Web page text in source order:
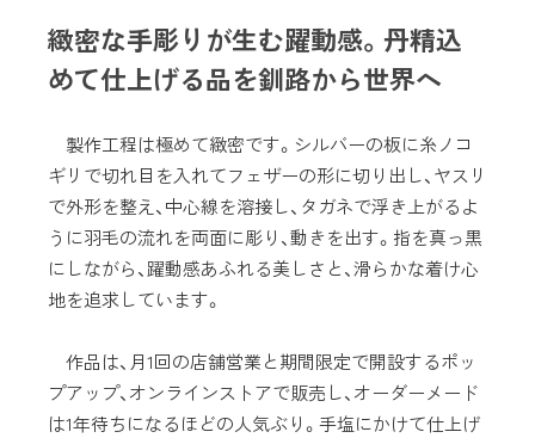
緻密な手彫りが生む躍動感。丹精込
めて仕上げる品を釧路から世界へ
製作工程は極めて緻密です。シルバーの板に糸ノコ
ギリで切れ目を入れてフェザーの形に切り出し、ヤスリ
で外形を整え、中心線を溶接し、タガネで浮き上がるよ
うに羽毛の流れを両面に彫り、動きを出す。指を真っ黒
にしながら、躍動感あふれる美しさと、滑らかな着け心
地を追求しています。
作品は、月1回の店舗営業と期間限定で開設するポッ
プアップ、オンラインストアで販売し、オーダーメード
は1年待ちになるほどの人気ぶり。手塩にかけて仕上げ